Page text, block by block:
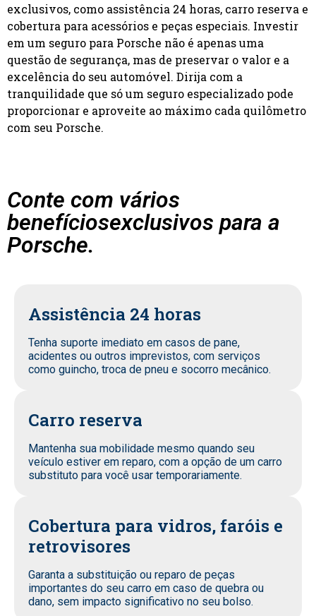
exclusivos, como assistência 24 horas, carro reserva e
cobertura para acessórios e peças especiais. Investir
em um seguro para Porsche não é apenas uma
questão de segurança, mas de preservar o valor e a
excelência do seu automóvel. Dirija com a
tranquilidade que só um seguro especializado pode
proporcionar e aproveite ao máximo cada quilômetro
com seu Porsche.
Conte com vários
benefíciosexclusivos para a
Porsche.
Assistência 24 horas
Tenha suporte imediato em casos de pane,
acidentes ou outros imprevistos, com serviços
como guincho, troca de pneu e socorro mecânico.
Carro reserva
Mantenha sua mobilidade mesmo quando seu
veículo estiver em reparo, com a opção de um carro
substituto para você usar temporariamente.
Cobertura para vidros, faróis e
retrovisores
Garanta a substituição ou reparo de peças
importantes do seu carro em caso de quebra ou
dano, sem impacto significativo no seu bolso.